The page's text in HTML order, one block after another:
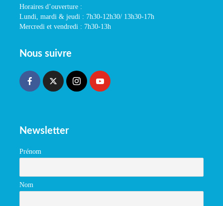
Horaires d’ouverture :
Lundi, mardi & jeudi : 7h30-12h30/ 13h30-17h
Mercredi et vendredi : 7h30-13h
Nous suivre
Newsletter
Prénom
Nom